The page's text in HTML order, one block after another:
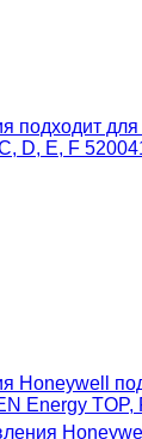
подходит
D, E, F
Honeywell
Energy TOP,